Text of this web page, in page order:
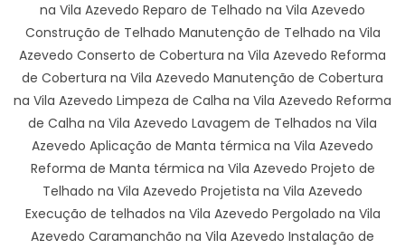
na Vila Azevedo Reparo de Telhado na Vila Azevedo
Construção de Telhado Manutenção de Telhado na Vila
Azevedo Conserto de Cobertura na Vila Azevedo Reforma
de Cobertura na Vila Azevedo Manutenção de Cobertura
na Vila Azevedo Limpeza de Calha na Vila Azevedo Reforma
de Calha na Vila Azevedo Lavagem de Telhados na Vila
Azevedo Aplicação de Manta térmica na Vila Azevedo
Reforma de Manta térmica na Vila Azevedo Projeto de
Telhado na Vila Azevedo Projetista na Vila Azevedo
Execução de telhados na Vila Azevedo Pergolado na Vila
Azevedo Caramanchão na Vila Azevedo Instalação de